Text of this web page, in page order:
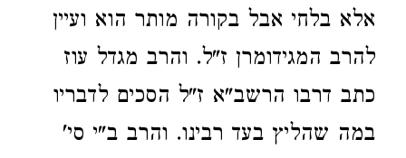
אלא בלחי אבל בקורה מותר הוא ועיין
להרב המגידומרן ז"ל. והרב מגדל עוז
כתב דרבו הרשב"א ז"ל הסכים לדבריו
במה שהליץ בעד רבינו. והרב ב"י סי'